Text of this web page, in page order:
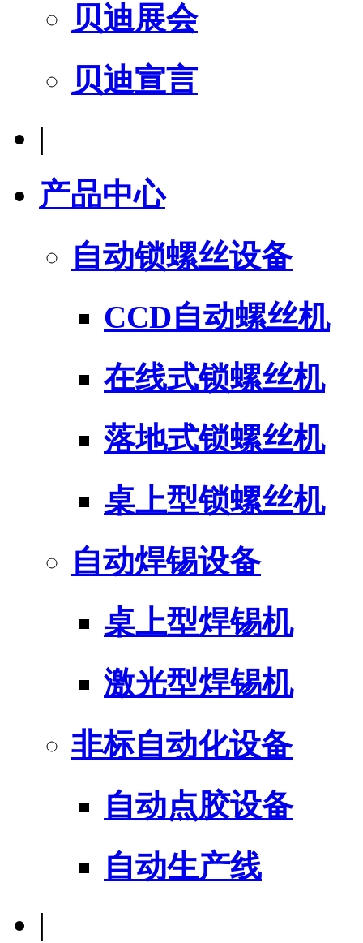
贝迪展会
贝迪宣言
|
产品中心
自动锁螺丝设备
CCD自动螺丝机
在线式锁螺丝机
落地式锁螺丝机
桌上型锁螺丝机
自动焊锡设备
桌上型焊锡机
激光型焊锡机
非标自动化设备
自动点胶设备
自动生产线
|